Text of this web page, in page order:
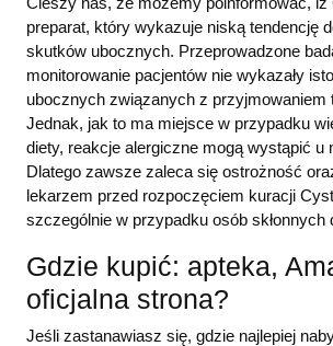
preparat, który wykazuje niską tendencję
skutków ubocznych. Przeprowadzone
monitorowanie pacjentów nie wykazały
ubocznych związanych z przyjmowaniem
Jednak, jak to ma miejsce w przypadku
diety, reakcje alergiczne mogą wystąpić u
Dlatego zawsze zaleca się ostrożność
lekarzem przed rozpoczęciem kuracji
szczególnie w przypadku osób skłonnych
Gdzie kupić: apteka,
oficjalna strona?
Jeśli zastanawiasz się, gdzie najlepiej